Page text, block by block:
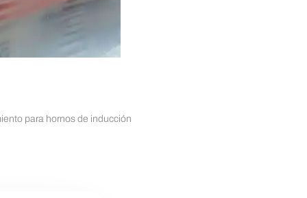
para hornos de inducción